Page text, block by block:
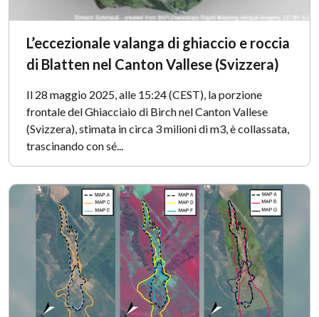
L’eccezionale valanga di ghiaccio e roccia
di Blatten nel Canton Vallese (Svizzera)
Il 28 maggio 2025, alle 15:24 (CEST), la porzione
frontale del Ghiacciaio di Birch nel Canton Vallese
(Svizzera), stimata in circa 3 milioni di m3, è collassata,
trascinando con sé...